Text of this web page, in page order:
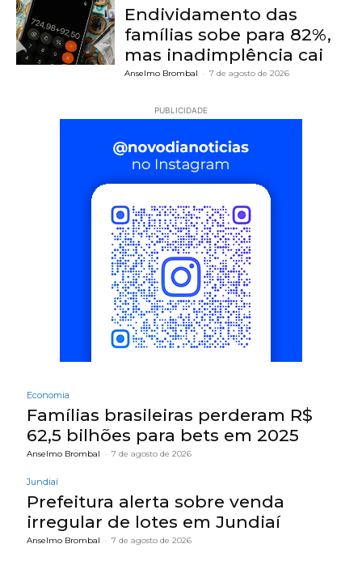
Endividamento das
famílias sobe para 82%,
mas inadimplência cai
Anselmo Brombal - 7 de agosto de 2026
PUBLICIDADE
Economia
Famílias brasileiras perderam R$
62,5 bilhões para bets em 2025
Anselmo Brombal - 7 de agosto de 2026
Jundiaí
Prefeitura alerta sobre venda
irregular de lotes em Jundiaí
Anselmo Brombal - 7 de agosto de 2026